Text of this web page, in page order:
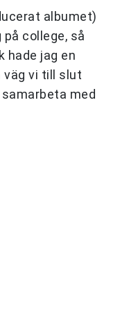
albumet)
college, så
hade jag en
väg vi till slut
med